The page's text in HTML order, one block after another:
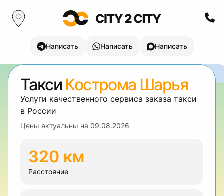
Написать Написать Написать
Такси Кострома Шарья
Услуги качественного сервиса заказа такси
в России
Цены актуальны на 09.08.2026
320 км
Расстояние